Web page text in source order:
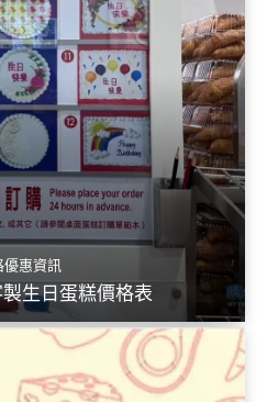
優惠資訊
生日蛋糕價格表